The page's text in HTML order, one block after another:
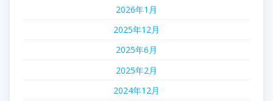
2026年1月
2025年12月
2025年6月
2025年2月
2024年12月